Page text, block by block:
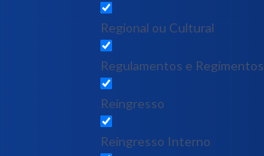
Regional ou Cultural
Regulamentos e Regimentos
Reingresso
Reingresso Interno